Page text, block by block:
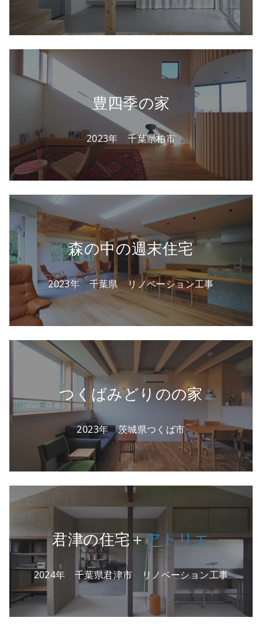
豊四季の家
2023年 千葉県柏市
森の中の週末住宅
2023年 千葉県 リノベーション工事
つくばみどりのの家
2023年 茨城県つくば市
君津の住宅＋アトリエ
2024年 千葉県君津市 リノベーション工事